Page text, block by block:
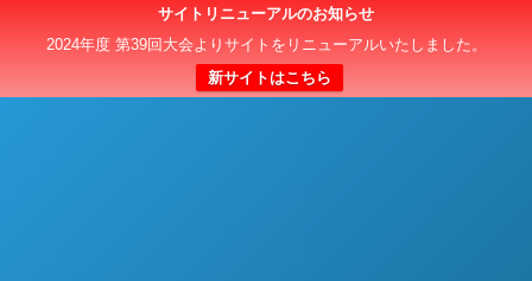
サイトリニューアルのお知らせ
2024年度 第39回大会よりサイトをリニューアルいたしました。
新サイトはこちら
日本クラブユースサッカー選手権（U-15）大会